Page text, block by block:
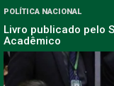
POLÍTICA NACIONAL
Livro publicado pelo
Acadêmico